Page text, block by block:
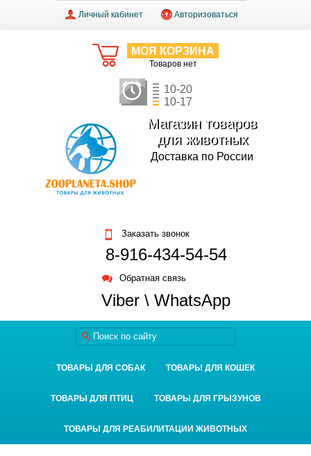
Личный кабинет Авторизоваться
МОЯ КОРЗИНА
Товаров нет
10-20
10-17
Магазин товаров
для животных
Доставка по России
Заказать звонок
8-916-434-54-54
Обратная связь
Viber \ WhatsApp
ТОВАРЫ ДЛЯ СОБАК ТОВАРЫ ДЛЯ КОШЕК
ТОВАРЫ ДЛЯ ПТИЦ ТОВАРЫ ДЛЯ ГРЫЗУНОВ
ТОВАРЫ ДЛЯ РЕАБИЛИТАЦИИ ЖИВОТНЫХ